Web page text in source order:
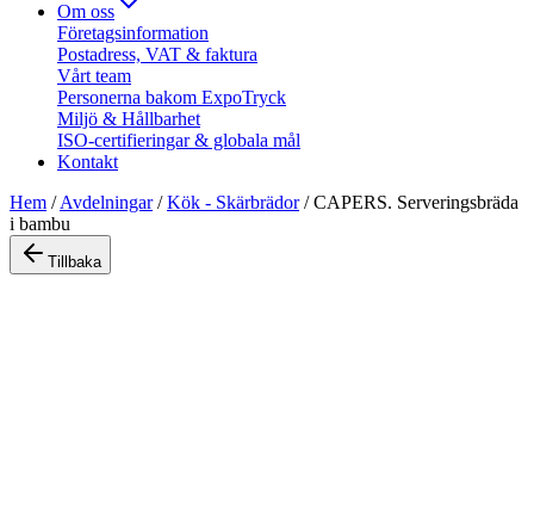
Om oss
Företagsinformation
Postadress, VAT & faktura
Vårt team
Personerna bakom ExpoTryck
Miljö & Hållbarhet
ISO-certifieringar & globala mål
Kontakt
Hem /Avdelningar/Kök - Skärbrädor/CAPERS. Serveringsbräda
i bambu
Tillbaka